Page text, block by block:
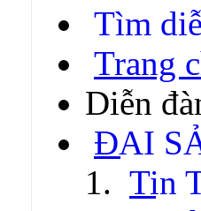
Tìm
Trang
Diễn
ĐẠI
Tin